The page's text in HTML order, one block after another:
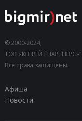
© 2000-2024,
ТОВ «КЕПРЕЙТ ПАРТНЕРС»".
Все права защищены.
Афиша
Новости